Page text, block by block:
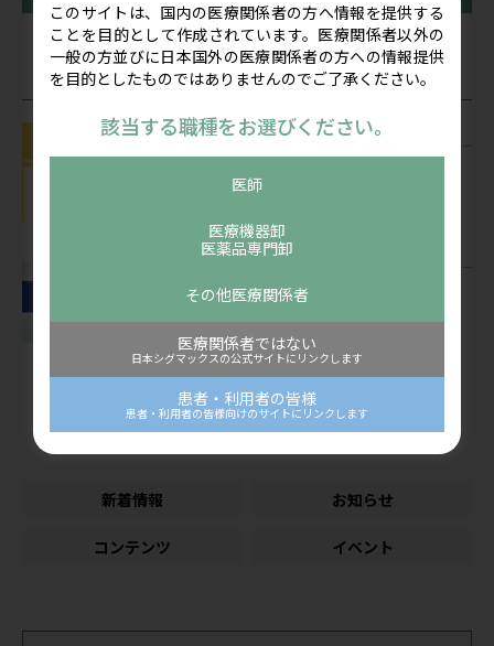
関連記事
お知らせ
お盆期間の営業についてのご案内 休業
期間2026年8月8日(土) ～8月16日(日)
コンテンツ
看護師向け情報サイト「ディアケア」
2026年5月掲載「看護ケアにポケットエ
コーを活用しよう！」を公開しました
公開：2026/07/07
カテゴリー
新着情報 お知らせ
コンテンツ イベント
このサイトは、国内の医療関係者の方へ情報を提供する
ことを目的として作成されています。医療関係者以外の
一般の方並びに日本国外の医療関係者の方への情報提供
を目的としたものではありませんのでご了承ください。
該当する職種をお選びください。
医師
医療機器卸
医薬品専門卸
その他医療関係者
医療関係者ではない
日本シグマックスの公式サイトにリンクします
患者・利用者の皆様
患者・利用者の皆様向けのサイトにリンクします